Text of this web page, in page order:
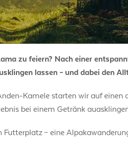
zu feiern? Nach einer
lassen – und dabei den
Kamele starten wir auf einen
bei einem Getränk
– eine